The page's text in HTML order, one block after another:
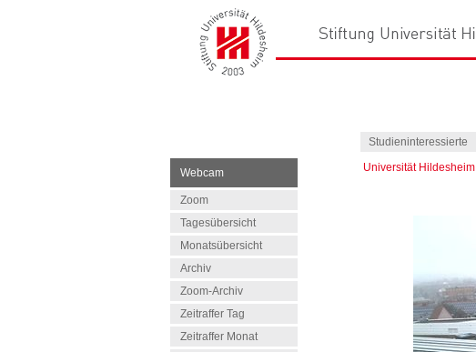
Studieninteressierte
Webcam
Zoom
Tagesübersicht
Monatsübersicht
Archiv
Zoom-Archiv
Zeitraffer Tag
Zeitraffer Monat
Universität Hildesheim